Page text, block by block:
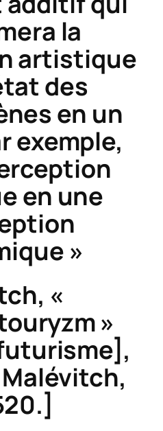
la
artistique
des
en un
exemple,
en une
»
«
»